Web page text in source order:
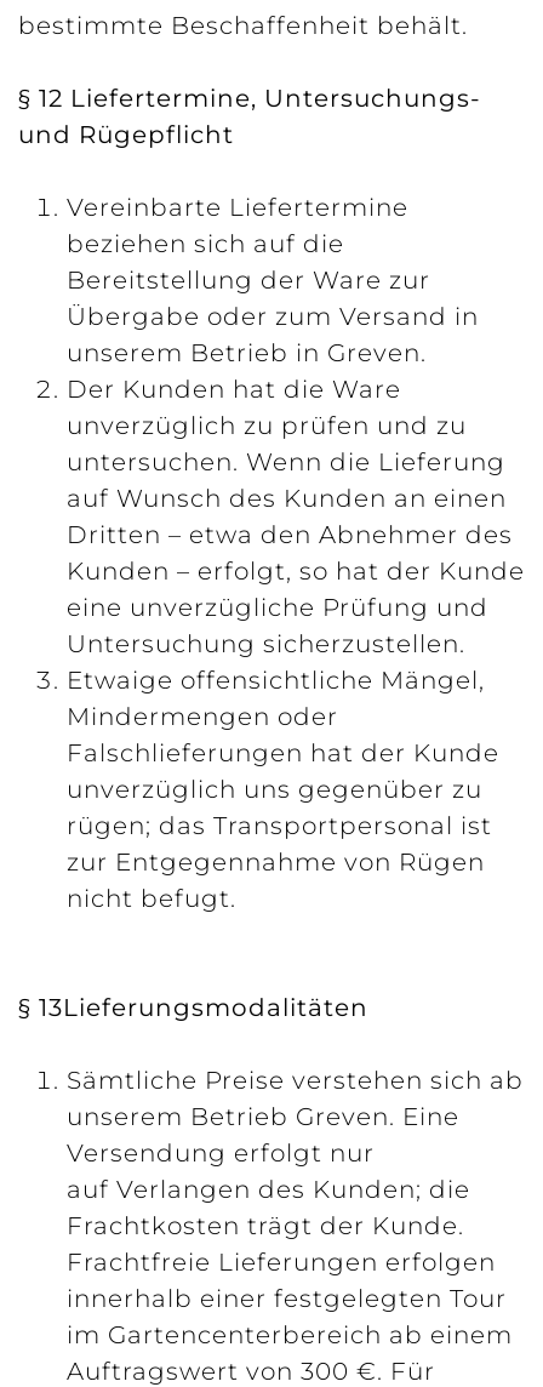
bestimmte Beschaffenheit behält.
§ 12 Liefertermine, Untersuchungs-
und Rügepflicht
Vereinbarte Liefertermine
beziehen sich auf die
Bereitstellung der Ware zur
Übergabe oder zum Versand in
unserem Betrieb in Greven.
Der Kunden hat die Ware
unverzüglich zu prüfen und zu
untersuchen. Wenn die Lieferung
auf Wunsch des Kunden an einen
Dritten – etwa den Abnehmer des
Kunden – erfolgt, so hat der Kunde
eine unverzügliche Prüfung und
Untersuchung sicherzustellen.
Etwaige offensichtliche Mängel,
Mindermengen oder
Falschlieferungen hat der Kunde
unverzüglich uns gegenüber zu
rügen; das Transportpersonal ist
zur Entgegennahme von Rügen
nicht befugt.
§ 13Lieferungsmodalitäten
Sämtliche Preise verstehen sich ab
unserem Betrieb Greven. Eine
Versendung erfolgt nur
auf Verlangen des Kunden; die
Frachtkosten trägt der Kunde.
Frachtfreie Lieferungen erfolgen
innerhalb einer festgelegten Tour
im Gartencenterbereich ab einem
Auftragswert von 300 €. Für